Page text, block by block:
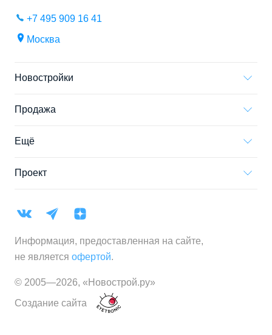
+7 495 909 16 41
Москва
Новостройки
Продажа
Ещё
Проект
Информация, предоставленная на сайте,
не является офертой.
© 2005—2026, «Новострой.ру»
Создание сайта